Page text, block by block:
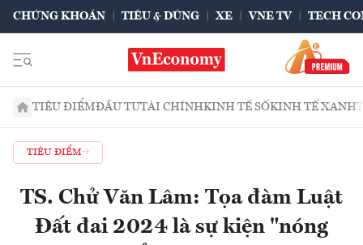
CHỨNG KHOÁN TIÊU & DÙNG XE VNE TV TECH
TIÊU ĐIỂMĐẦU TƯTÀI CHÍNHKINH TẾ SỐKINH TẾ XANH
TIÊU ĐIỂM
TS. Chử Văn Lâm: Tọa đàm Luật
Đất đai 2024 là sự kiện "nóng